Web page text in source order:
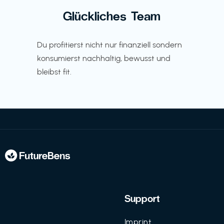
Glückliches Team
Du profitierst nicht nur finanziell sondern
konsumierst nachhaltig, bewusst und
bleibst fit.
Support
Imprint